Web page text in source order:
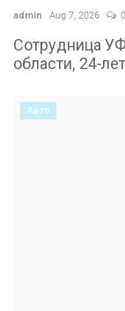
admin Aug 7, 2026 0
Сотрудница
области, 24-
Авто